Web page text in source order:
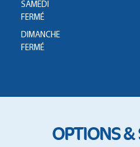
SAMEDI
FERMÉ
DIMANCHE
FERMÉ
OPTIONS &